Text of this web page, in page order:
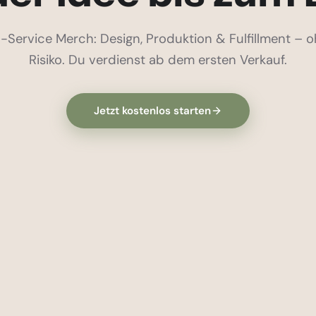
Service Merch: Design, Produktion & Fulfillment –
Risiko. Du verdienst ab dem ersten Verkauf.
Jetzt kostenlos starten